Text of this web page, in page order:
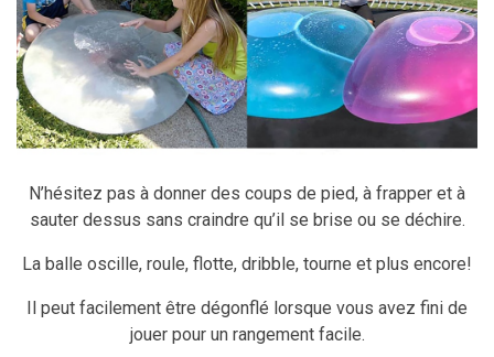
N’hésitez pas à donner des coups de pied, à frapper et à
sauter dessus sans craindre qu’il se brise ou se déchire.
La balle oscille, roule, flotte, dribble, tourne et plus encore!
Il peut facilement être dégonflé lorsque vous avez fini de
jouer pour un rangement facile.